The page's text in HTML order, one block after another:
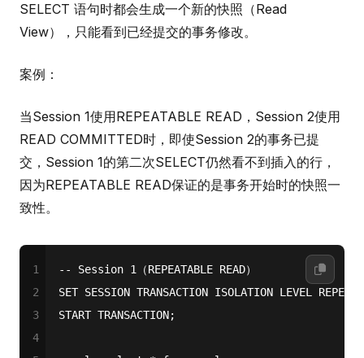
SELECT 语句时都会生成一个新的快照（Read
View），只能看到已经提交的事务修改。
案例：
当Session 1使用REPEATABLE READ，Session 2使用
READ COMMITTED时，即使Session 2的事务已提
交，Session 1的第二次SELECT仍然看不到插入的行，
因为REPEATABLE READ保证的是事务开始时的快照一
致性。
1
2
3
4
-- Session 1（REPEATABLE READ）
SET SESSION TRANSACTION ISOLATION LEVEL
START TRANSACTION;